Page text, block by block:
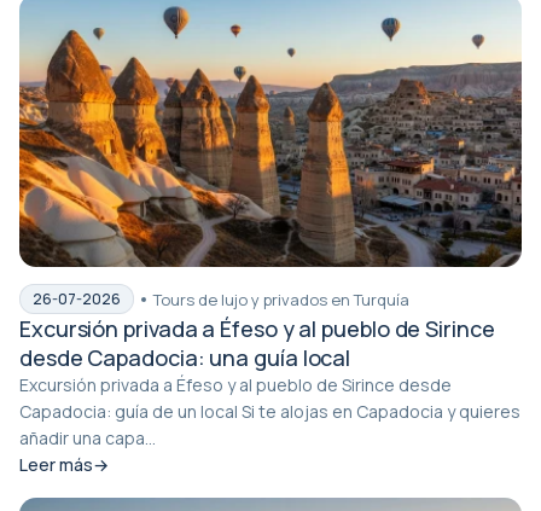
26-07-2026 Tours de lujo y privados en Turquía
Excursión privada a Éfeso y al pueblo de Sirince
desde Capadocia: una guía local
Excursión privada a Éfeso y al pueblo de Sirince desde
Capadocia: guía de un local Si te alojas en Capadocia y quieres
añadir una capa...
Leer más